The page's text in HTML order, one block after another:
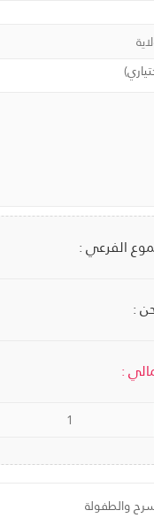
الفرعي :
:
:
والطفولة